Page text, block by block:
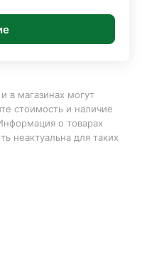
в магазинах могут
стоимость и наличие
о товарах
неактуальна для таких